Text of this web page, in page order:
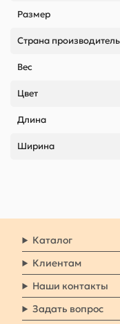
Размер
Страна производитель
Вес
Цвет
Длина
Ширина
Каталог
Клиентам
Наши контакты
Задать вопрос